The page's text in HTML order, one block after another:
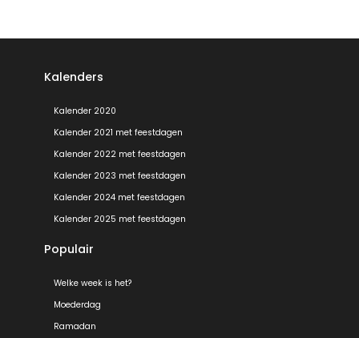
Kalenders
Kalender 2020
Kalender 2021 met feestdagen
Kalender 2022 met feestdagen
Kalender 2023 met feestdagen
Kalender 2024 met feestdagen
Kalender 2025 met feestdagen
Populair
Welke week is het?
Moederdag
Ramadan